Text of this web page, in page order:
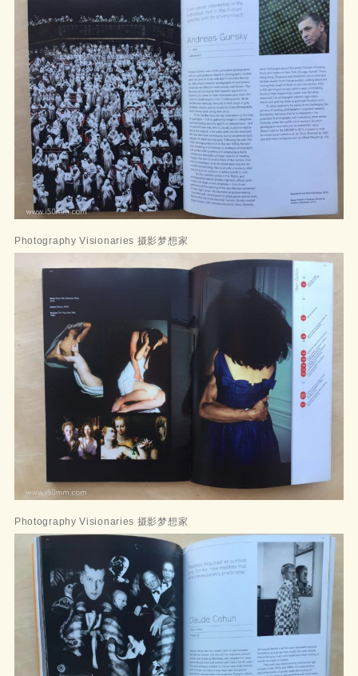
Photography Visionaries 摄影梦想家
Photography Visionaries 摄影梦想家